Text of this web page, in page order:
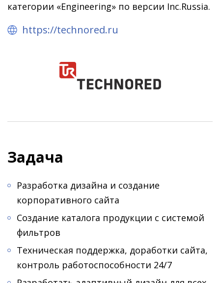
категории «Engineering» по версии Inc.Russia.
https://technored.ru
Задача
Разработка дизайна и создание
корпоративного сайта
Создание каталога продукции с системой
фильтров
Техническая поддержка, доработки сайта,
контроль работоспособности 24/7